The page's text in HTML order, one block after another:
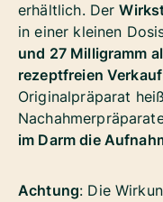
erhältlich. Der
in einer kleinen
und 27 Milligramm
rezeptfreien Verkauf
Originalpräparat
im Darm die
Achtung: Die